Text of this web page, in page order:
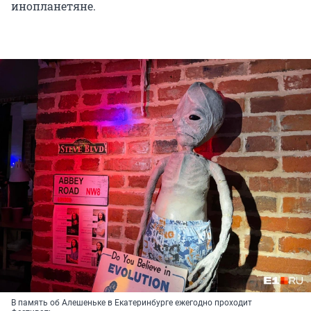
инопланетяне.
В память об Алешеньке в Екатеринбурге ежегодно проходит